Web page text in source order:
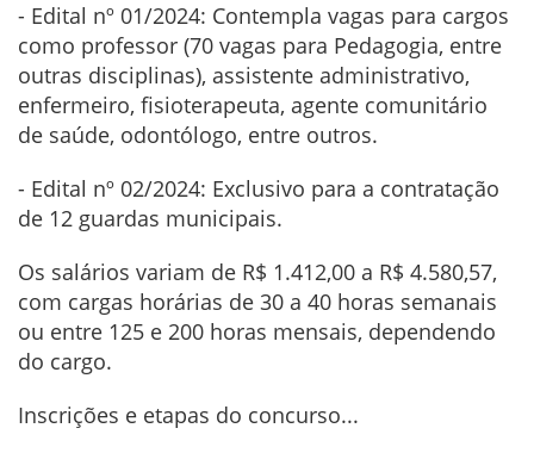
- Edital nº 01/2024: Contempla vagas para cargos
como professor (70 vagas para Pedagogia, entre
outras disciplinas), assistente administrativo,
enfermeiro, fisioterapeuta, agente comunitário
de saúde, odontólogo, entre outros.
- Edital nº 02/2024: Exclusivo para a contratação
de 12 guardas municipais.
Os salários variam de R$ 1.412,00 a R$ 4.580,57,
com cargas horárias de 30 a 40 horas semanais
ou entre 125 e 200 horas mensais, dependendo
do cargo.
Inscrições e etapas do concurso...